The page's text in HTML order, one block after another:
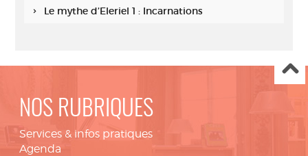
Le mythe d’Eleriel 1 : Incarnations
NOS RUBRIQUES
Services & infos pratiques
Agenda